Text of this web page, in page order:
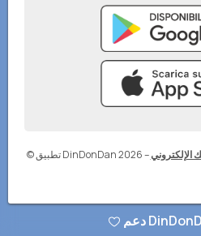
© تطبيق DinDonDan 2026–